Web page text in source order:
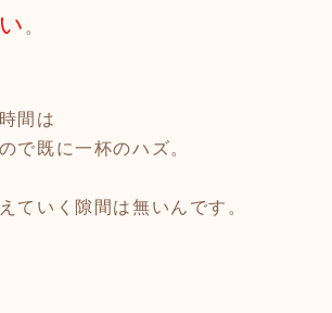
。
間は
で既に一杯のハズ。
ていく隙間は無いんです。